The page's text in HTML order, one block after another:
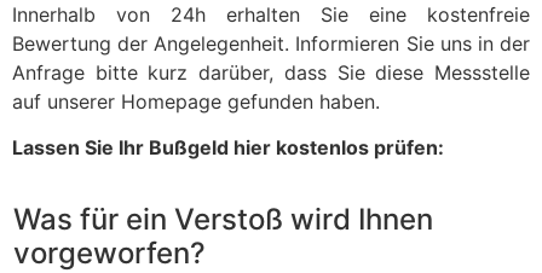
Innerhalb von 24h erhalten Sie eine kostenfreie
Bewertung der Angelegenheit. Informieren Sie uns in der
Anfrage bitte kurz darüber, dass Sie diese Messstelle
auf unserer Homepage gefunden haben.
Lassen Sie Ihr Bußgeld hier kostenlos prüfen:
Was für ein Verstoß wird Ihnen
vorgeworfen?